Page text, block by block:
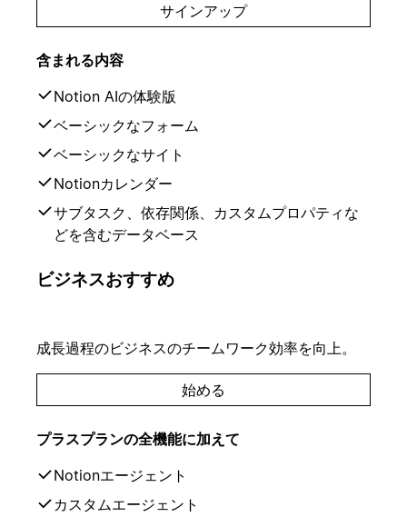
サインアップ
含まれる内容
Notion AIの体験版
ベーシックなフォーム
ベーシックなサイト
Notionカレンダー
サブタスク、依存関係、カスタムプロパティな
どを含むデータベース
ビジネスおすすめ
成長過程のビジネスのチームワーク効率を向上。
始める
プラスプランの全機能に加えて
Notionエージェント
カスタムエージェント